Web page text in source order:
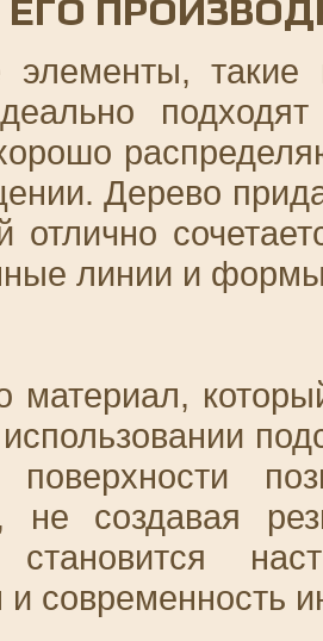
ЕГО
элементы,
Дерево
отлично
линии и
материал,
поверхности
не создавая
становится
современность